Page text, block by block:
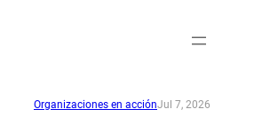
Organizaciones en acciónJul 7, 2026